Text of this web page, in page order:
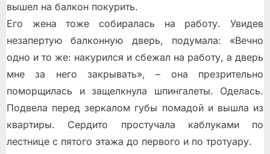
вышел на балкон покурить.
Его жена тоже собиралась на работу. Увидев
незапертую балконную дверь, подумала: «Вечно
одно и то же: накурился и сбежал на работу, а дверь
мне за него закрывать», – она презрительно
поморщилась и защелкнула шпингалеты. Оделась.
Подвела перед зеркалом губы помадой и вышла из
квартиры. Сердито простучала каблуками по
лестнице с пятого этажа до первого и по тротуару.